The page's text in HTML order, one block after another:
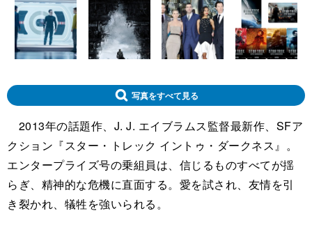
写真をすべて見る
2013年の話題作、J. J. エイブラムス監督最新作、SFア
クション『スター・トレック イントゥ・ダークネス』。
エンタープライズ号の乗組員は、信じるものすべてが揺
らぎ、精神的な危機に直面する。愛を試され、友情を引
き裂かれ、犠牲を強いられる。